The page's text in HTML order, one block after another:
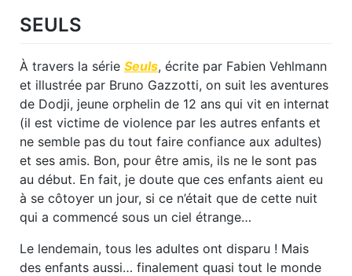
SEULS
À travers la série Seuls, écrite par Fabien Vehlmann
et illustrée par Bruno Gazzotti, on suit les aventures
de Dodji, jeune orphelin de 12 ans qui vit en internat
(il est victime de violence par les autres enfants et
ne semble pas du tout faire confiance aux adultes)
et ses amis. Bon, pour être amis, ils ne le sont pas
au début. En fait, je doute que ces enfants aient eu
à se côtoyer un jour, si ce n’était que de cette nuit
qui a commencé sous un ciel étrange…
Le lendemain, tous les adultes ont disparu ! Mais
des enfants aussi… finalement quasi tout le monde